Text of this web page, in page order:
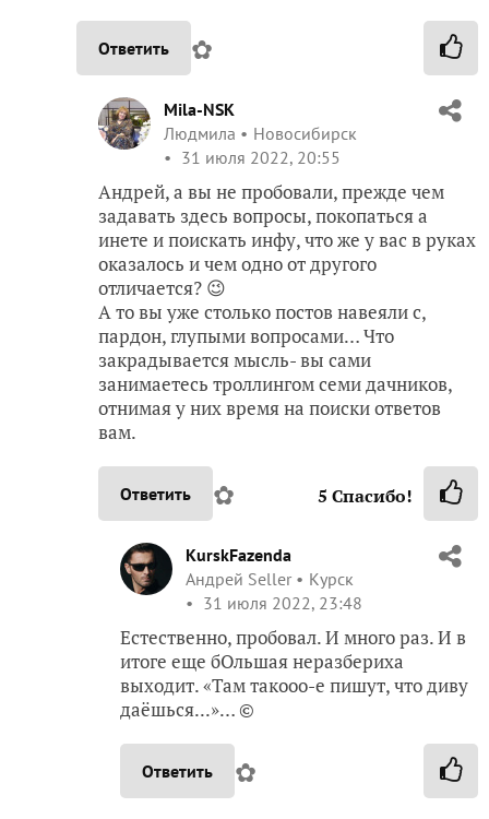
Ответить ✿
Mila-NSK
Людмила
Новосибирск
31 июля 2022, 20:55
Андрей, а вы не пробовали, прежде чем
задавать здесь вопросы, покопаться а
инете и поискать инфу, что же у вас в руках
оказалось и чем одно от другого
отличается? 😉
А то вы уже столько постов навеяли с,
пардон, глупыми вопросами… Что
закрадывается мысль- вы сами
занимаетесь троллингом семи дачников,
отнимая у них время на поиски ответов
вам.
Ответить ✿ 5 Спасибо!
KurskFazenda
Андрей Seller
Курск
31 июля 2022, 23:48
Естественно, пробовал. И много раз. И в
итоге еще бОльшая неразбериха
выходит. «Там такооо-е пишут, что диву
даёшься...»… ©
Ответить ✿